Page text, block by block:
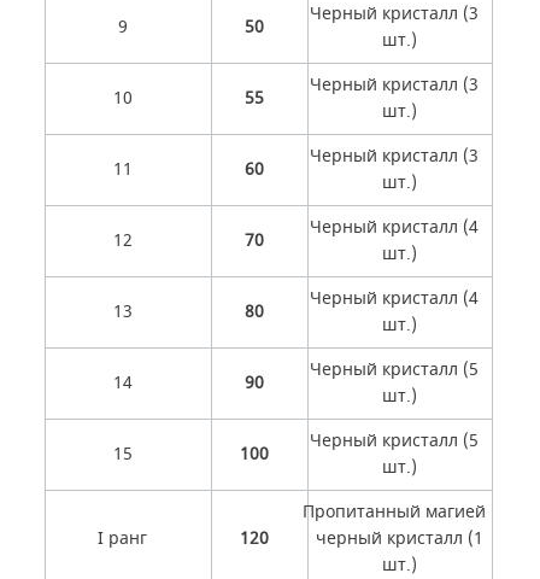
9 50
Черный кристалл (3
шт.)
10 55
Черный кристалл (3
шт.)
11 60
Черный кристалл (3
шт.)
12 70
Черный кристалл (4
шт.)
13 80
Черный кристалл (4
шт.)
14 90
Черный кристалл (5
шт.)
15 100
Черный кристалл (5
шт.)
I ранг 120
Пропитанный магией
черный кристалл (1
шт.)